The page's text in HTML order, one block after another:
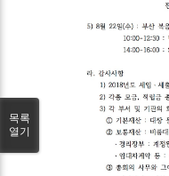
목록
열기